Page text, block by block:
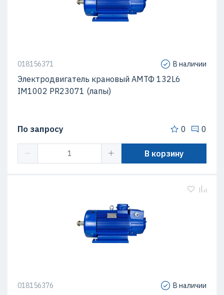
018156371 В наличии
Электродвигатель крановый АМТФ 132L6
IM1002 PR23071 (лапы)
По запросу 0 0
В корзину
018156376 В наличии